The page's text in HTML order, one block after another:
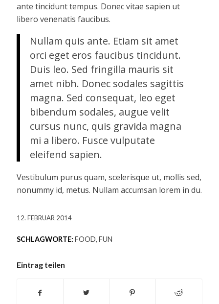
ante tincidunt tempus. Donec vitae sapien ut
libero venenatis faucibus.
Nullam quis ante. Etiam sit amet
orci eget eros faucibus tincidunt.
Duis leo. Sed fringilla mauris sit
amet nibh. Donec sodales sagittis
magna. Sed consequat, leo eget
bibendum sodales, augue velit
cursus nunc, quis gravida magna
mi a libero. Fusce vulputate
eleifend sapien.
Vestibulum purus quam, scelerisque ut, mollis sed,
nonummy id, metus. Nullam accumsan lorem in du.
12. FEBRUAR 2014
SCHLAGWORTE: FOOD, FUN
Eintrag teilen